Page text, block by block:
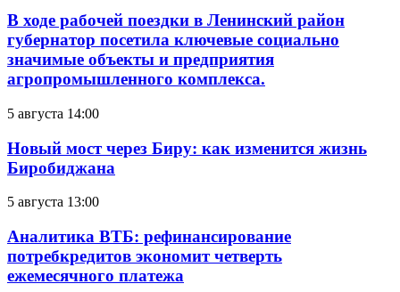
В ходе рабочей поездки в Ленинский район
губернатор посетила ключевые социально
значимые объекты и предприятия
агропромышленного комплекса.
5 августа 14:00
Новый мост через Биру: как изменится жизнь
Биробиджана
5 августа 13:00
Аналитика ВТБ: рефинансирование
потребкредитов экономит четверть
ежемесячного платежа